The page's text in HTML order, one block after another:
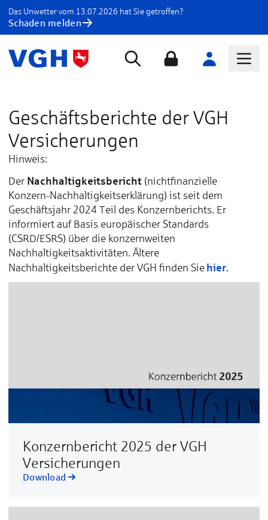
Das Unwetter vom 13.07.2026 hat Sie getroffen?
Schaden melden
Geschäftsberichte der VGH
Versicherungen
Hinweis:
Der Nachhaltigkeitsbericht (nichtfinanzielle
Konzern-Nachhaltigkeitserklärung) ist seit dem
Geschäftsjahr 2024 Teil des Konzernberichts. Er
informiert auf Basis europäischer Standards
(CSRD/ESRS) über die konzernweiten
Nachhaltigkeitsaktivitäten. Ältere
Nachhaltigkeitsberichte der VGH finden Siehier.
Konzernbericht 2025 der VGH
Versicherungen
Download